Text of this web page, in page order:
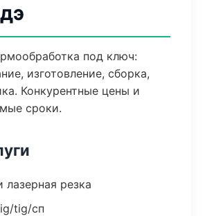
под ключ:
изготовление, сборка,
Конкурентные цены и
сроки.
лазерная резка
tig/сп